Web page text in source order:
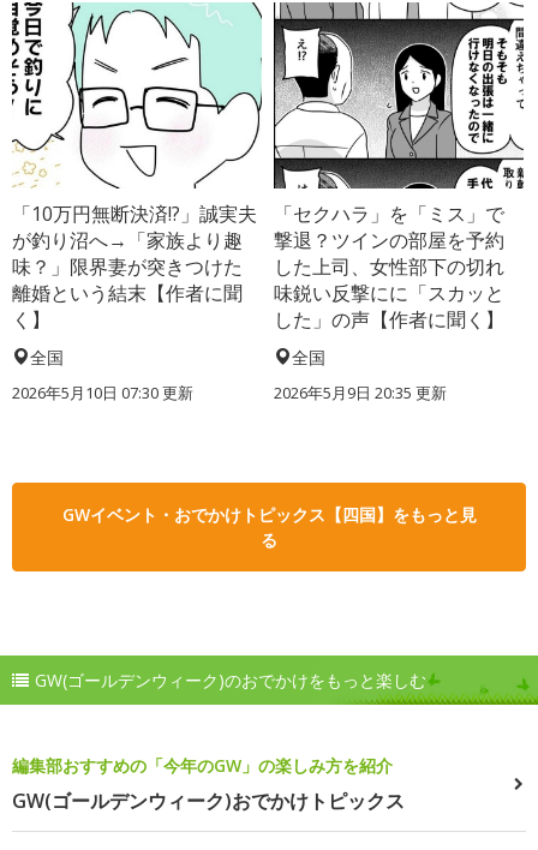
「10万円無断決済!?」誠実夫
が釣り沼へ→「家族より趣
味？」限界妻が突きつけた
離婚という結末【作者に聞
く】
全国
2026年5月10日 07:30 更新
「セクハラ」を「ミス」で
撃退？ツインの部屋を予約
した上司、女性部下の切れ
味鋭い反撃にに「スカッと
した」の声【作者に聞く】
全国
2026年5月9日 20:35 更新
GWイベント・おでかけトピックス【四国】をもっと見
る
GW(ゴールデンウィーク)のおでかけをもっと楽しむ
編集部おすすめの「今年のGW」の楽しみ方を紹介
GW(ゴールデンウィーク)おでかけトピックス